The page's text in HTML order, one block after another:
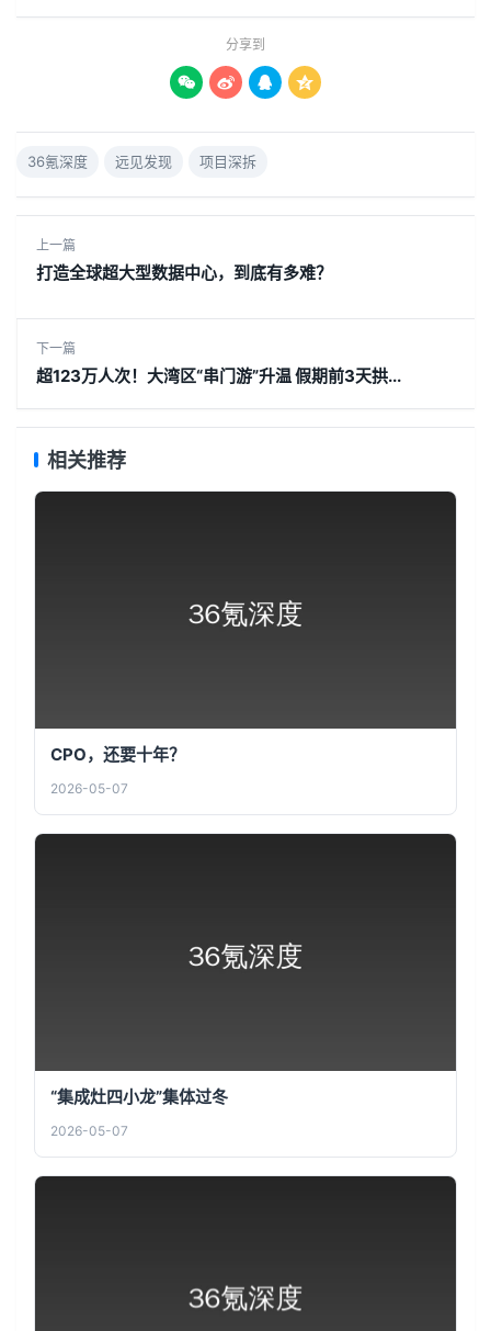
分享到
   
36氪深度 远见发现 项目深拆
上一篇
打造全球超大型数据中心，到底有多难？
下一篇
超123万人次！大湾区“串门游”升温 假期前3天拱...
相关推荐
CPO，还要十年？
2026-05-07
“集成灶四小龙”集体过冬
2026-05-07